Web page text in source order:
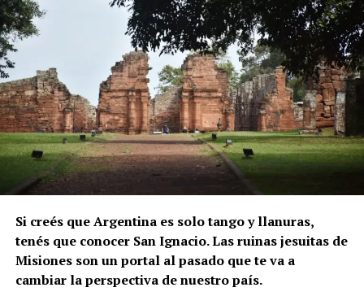
Si creés que Argentina es solo tango y llanuras,
tenés que conocer San Ignacio. Las ruinas jesuitas de
Misiones son un portal al pasado que te va a
cambiar la perspectiva de nuestro país.